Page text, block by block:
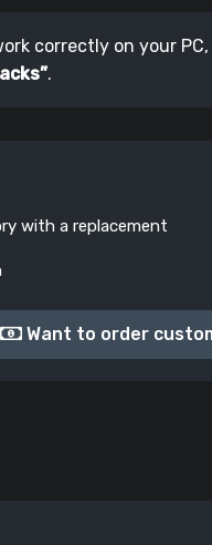
correctly on your
.
with a replacement
Want to order